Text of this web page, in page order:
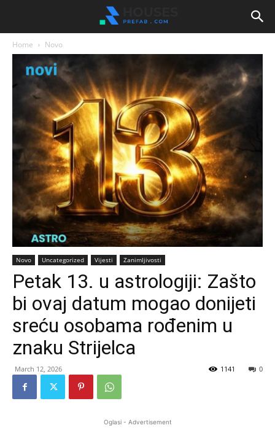
Home Novo
Novo Uncategorized Vijesti Zanimljivosti
Petak 13. u astrologiji: Zašto
bi ovaj datum mogao donijeti
sreću osobama rođenim u
znaku Strijelca
March 12, 2026 0
1141
Oglasi - Advertisement